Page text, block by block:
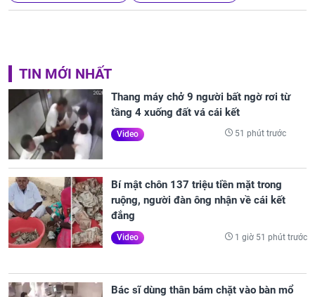
TIN MỚI NHẤT
Thang máy chở 9 người bất ngờ rơi từ
tầng 4 xuống đất vá cái kết
Video 51 phút trước
Bí mật chôn 137 triệu tiền mặt trong
ruộng, người đàn ông nhận về cái kết
đắng
Video 1 giờ 51 phút trước
Bác sĩ dùng thân bám chặt vào bàn mổ